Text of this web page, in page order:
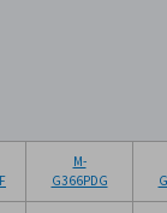
M-
G366PDG